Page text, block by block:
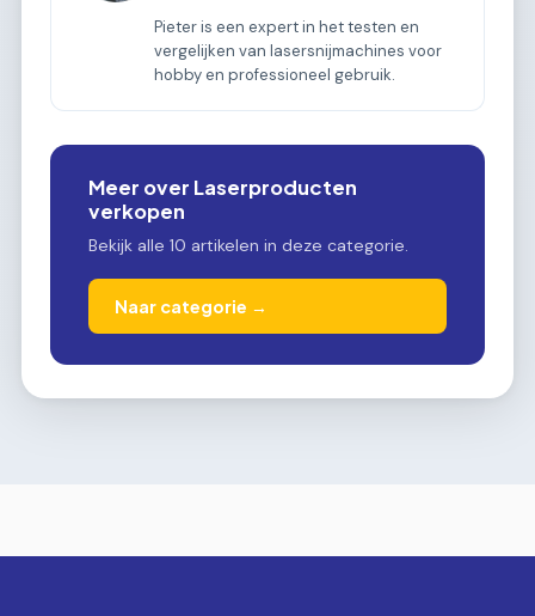
Pieter is een expert in het testen en
vergelijken van lasersnijmachines voor
hobby en professioneel gebruik.
Meer over Laserproducten
verkopen
Bekijk alle 10 artikelen in deze categorie.
Naar categorie →